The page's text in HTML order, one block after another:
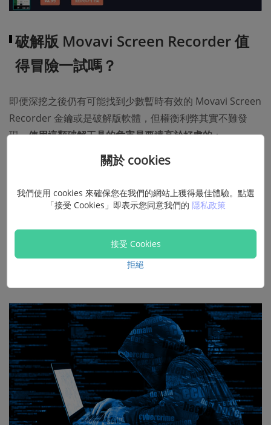
破解版 Movavi Screen Recorder 值
得冒險一試嗎？
即便深挖之後仍有可能找到少數暫時有效的 Movavi Screen
Recorder 金鑰或是破解版軟體，但權衡利弊其實不難發
現，使用這類破解工具的危害是要遠高於好處的：
序號隨時可能失效：破解金鑰多為盜用他人合法序號或
能被停用
潛在法律風險：官方已表態會透過法律途徑追查非法銷
關於 cookies
我們使用 cookies 來確保您在我們的網站上獲得最佳體驗。點選
「接受 Cookies」即表示您同意我們的 隱私政策
接受 Cookies
拒絕